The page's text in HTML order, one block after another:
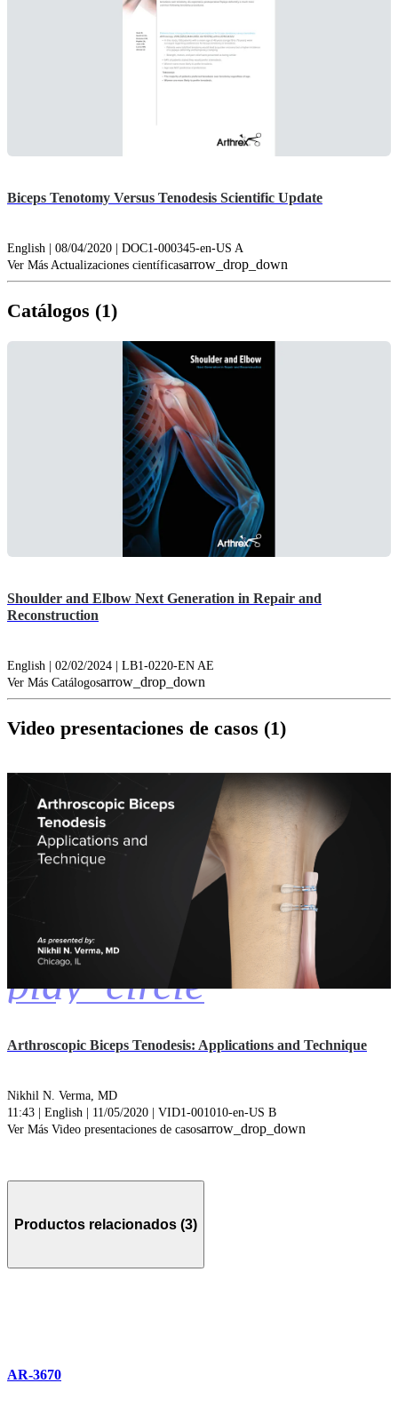
Biceps Tenotomy Versus Tenodesis Scientific Update
English | 08/04/2020 | DOC1-000345-en-US A
Ver Más Actualizaciones científicasarrow_drop_down
Catálogos (1)
Shoulder and Elbow Next Generation in Repair and
Reconstruction
English | 02/02/2024 | LB1-0220-EN AE
Ver Más Catálogosarrow_drop_down
Video presentaciones de casos (1)
play_circle
Arthroscopic Biceps Tenodesis: Applications and Technique
Nikhil N. Verma, MD
11:43 | English | 11/05/2020 | VID1-001010-en-US B
Ver Más Video presentaciones de casosarrow_drop_down
Productos relacionados (3)
AR-3670